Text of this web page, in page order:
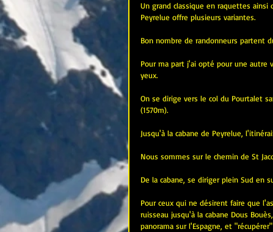
Un grand classique en raquettes
Peyrelue offre plusieurs variantes.
Bon nombre de randonneurs partent
Pour ma part j'ai opté pour une autre
yeux.
On se dirige vers le col du Pourtalet
(1570m).
Jusqu'à la cabane de Peyrelue,
Nous sommes sur le chemin de St
De la cabane, se diriger plein Sud en
Pour ceux qui ne désirent faire que
ruisseau jusqu'à la cabane Dous
panorama sur l'Espagne, et